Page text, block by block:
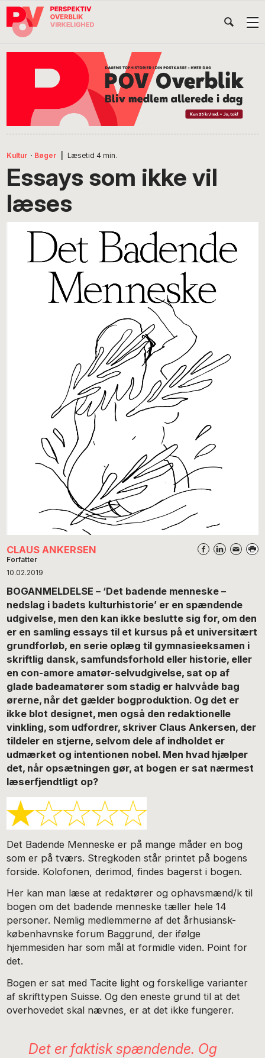
Gå
direkte
Skip
indhold
Gå
direkte
Kultur · Bøger Læsetid 4 min.
Essays som ikke vil
læses
CLAUS ANKERSEN
Forfatter
10.02.2019
BOGANMELDELSE – ‘Det badende menneske –
nedslag i badets kulturhistorie’ er en spændende
udgivelse, men den kan ikke beslutte sig for, om den
er en samling essays til et kursus på et universitært
grundforløb, en serie oplæg til gymnasieeksamen i
skriftlig dansk, samfundsforhold eller historie, eller
en con-amore amatør-selvudgivelse, sat op af
glade badeamatører som stadig er halvvåde bag
ørerne, når det gælder bogproduktion. Og det er
ikke blot designet, men også den redaktionelle
vinkling, som udfordrer, skriver Claus Ankersen, der
tildeler en stjerne, selvom dele af indholdet er
udmærket og intentionen nobel. Men hvad hjælper
det, når opsætningen gør, at bogen er sat nærmest
læserfjendtligt op?
Det Badende Menneske er på mange måder en bog
som er på tværs. Stregkoden står printet på bogens
forside. Kolofonen, derimod, findes bagerst i bogen.
Her kan man læse at redaktører og ophavsmænd/k til
bogen om det badende menneske tæller hele 14
personer. Nemlig medlemmerne af det århusiansk-
københavnske forum Baggrund, der ifølge
hjemmesiden har som mål at formidle viden. Point for
det.
Bogen er sat med Tacite light og forskellige varianter
af skrifttypen Suisse. Og den eneste grund til at det
overhovedet skal nævnes, er at det ikke fungerer.
Det er faktisk spændende. Og